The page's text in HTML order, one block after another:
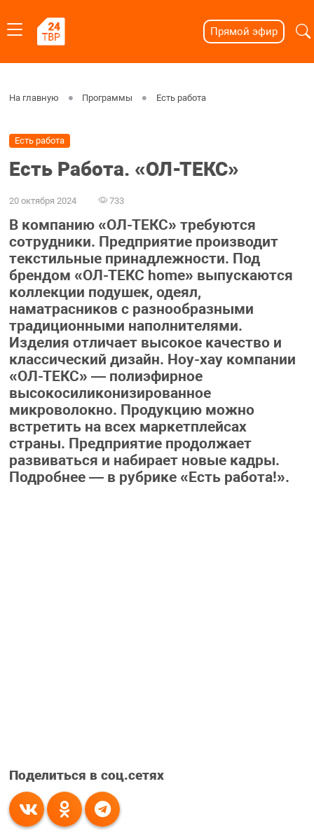
Прямой эфир
На главную Программы Есть работа
Есть работа
Есть Работа. «ОЛ-ТЕКС»
20 октября 2024 733
В компанию «ОЛ-ТЕКС» требуются
сотрудники. Предприятие производит
текстильные принадлежности. Под
брендом «ОЛ-ТЕКС home» выпускаются
коллекции подушек, одеял,
наматрасников с разнообразными
традиционными наполнителями.
Изделия отличает высокое качество и
классический дизайн. Ноу-хау компании
«ОЛ-ТЕКС» — полиэфирное
высокосиликонизированное
микроволокно. Продукцию можно
встретить на всех маркетплейсах
страны. Предприятие продолжает
развиваться и набирает новые кадры.
Подробнее — в рубрике «Есть работа!».
Поделиться в соц.сетях